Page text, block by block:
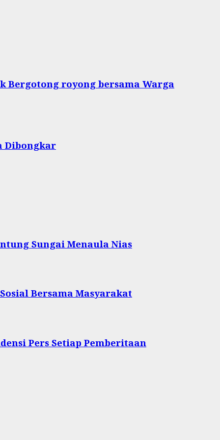
Bergotong royong bersama Warga
Dibongkar
Sungai Menaula Nias
Bersama Masyarakat
Pers Setiap Pemberitaan